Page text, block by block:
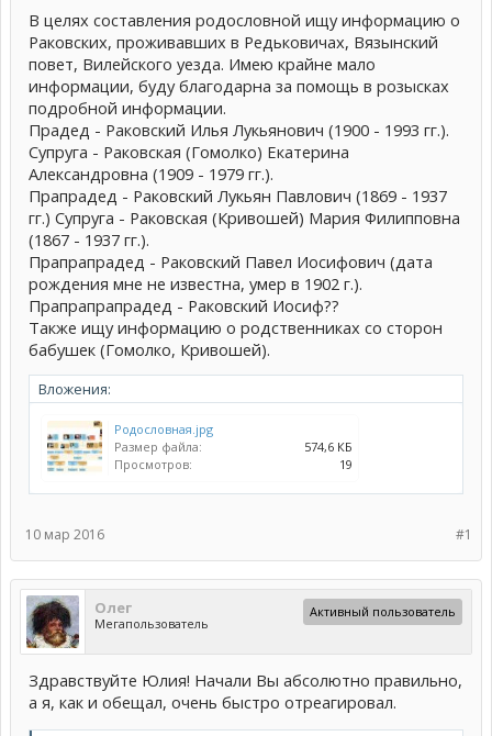
В целях составления родословной ищу информацию о
Раковских, проживавших в Редьковичах, Вязынский
повет, Вилейского уезда. Имею крайне мало
информации, буду благодарна за помощь в розысках
подробной информации.
Прадед - Раковский Илья Лукьянович (1900 - 1993 гг.).
Супруга - Раковская (Гомолко) Екатерина
Александровна (1909 - 1979 гг.).
Прапрадед - Раковский Лукьян Павлович (1869 - 1937
гг.) Супруга - Раковская (Кривошей) Мария Филипповна
(1867 - 1937 гг.).
Прапрапрадед - Раковский Павел Иосифович (дата
рождения мне не известна, умер в 1902 г.).
Прапрапрапрадед - Раковский Иосиф??
Также ищу информацию о родственниках со сторон
бабушек (Гомолко, Кривошей).
Вложения:
Родословная.jpg
Размер файла:
574,6 КБ
Просмотров:
19
#1
10 мар 2016
Олег
Мегапользователь
Активный пользователь
Здравствуйте Юлия! Начали Вы абсолютно правильно,
а я, как и обещал, очень быстро отреагировал.